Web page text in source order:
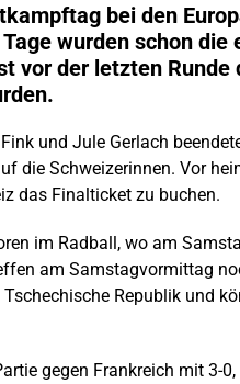
bei den
wurden schon
vor der letzten
und Jule Gerlach
die Schweizerinnen. Vor
das Finalticket zu buchen.
im Radball, wo am
am Samstagvormittag
Republik und
gegen Frankreich mit